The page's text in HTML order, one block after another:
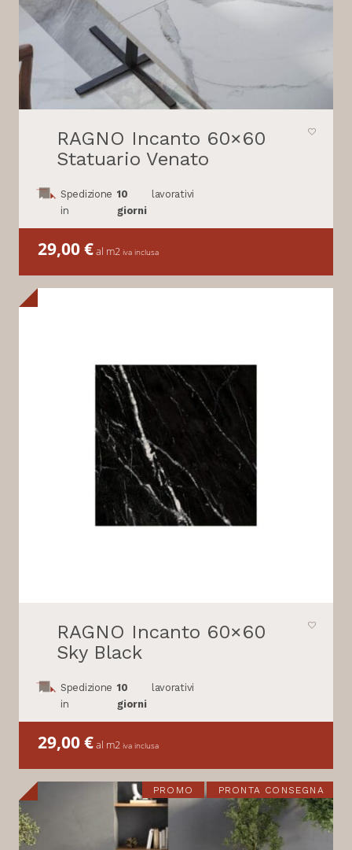
RAGNO Incanto 60×60
Statuario Venato
Spedizione
in
10
giorni
lavorativi
29,00€al m2 iva inclusa
RAGNO Incanto 60×60
Sky Black
Spedizione
in
10
giorni
lavorativi
29,00€al m2 iva inclusa
PROMO PRONTA CONSEGNA